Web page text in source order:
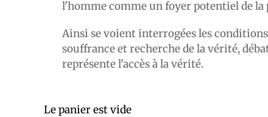
l'homme comme un foyer potentiel de la
Ainsi se voient interrogées les
souffrance et recherche de la vérité,
représente l'accès à la vérité.
Le panier est vide